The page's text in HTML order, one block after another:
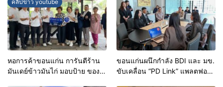
ยุติธรรม
คลิปข่าว youtube
หอการค้าขอนแก่น การันตีร้าน
มันเดย์ข้าวมันไก่ มอบป้าย ของดี
ขอนแก่นผนึกกำลัง BDI และ มข.
ขับเคลื่อน “PD Link” แพลตฟอร์ม